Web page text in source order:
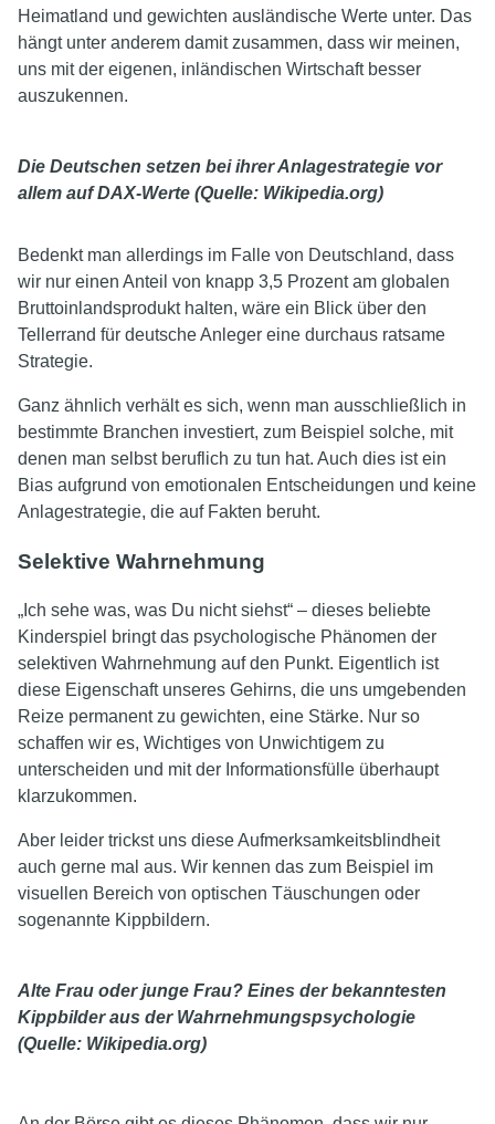
Heimatland und gewichten ausländische Werte unter. Das
hängt unter anderem damit zusammen, dass wir meinen,
uns mit der eigenen, inländischen Wirtschaft besser
auszukennen.
Die Deutschen setzen bei ihrer Anlagestrategie vor
allem auf DAX-Werte (Quelle: Wikipedia.org)
Bedenkt man allerdings im Falle von Deutschland, dass
wir nur einen Anteil von knapp 3,5 Prozent am globalen
Bruttoinlandsprodukt halten, wäre ein Blick über den
Tellerrand für deutsche Anleger eine durchaus ratsame
Strategie.
Ganz ähnlich verhält es sich, wenn man ausschließlich in
bestimmte Branchen investiert, zum Beispiel solche, mit
denen man selbst beruflich zu tun hat. Auch dies ist ein
Bias aufgrund von emotionalen Entscheidungen und keine
Anlagestrategie, die auf Fakten beruht.
Selektive Wahrnehmung
„Ich sehe was, was Du nicht siehst“ – dieses beliebte
Kinderspiel bringt das psychologische Phänomen der
selektiven Wahrnehmung auf den Punkt. Eigentlich ist
diese Eigenschaft unseres Gehirns, die uns umgebenden
Reize permanent zu gewichten, eine Stärke. Nur so
schaffen wir es, Wichtiges von Unwichtigem zu
unterscheiden und mit der Informationsfülle überhaupt
klarzukommen.
Aber leider trickst uns diese Aufmerksamkeitsblindheit
auch gerne mal aus. Wir kennen das zum Beispiel im
visuellen Bereich von optischen Täuschungen oder
sogenannte Kippbildern.
Alte Frau oder junge Frau? Eines der bekanntesten
Kippbilder aus der Wahrnehmungspsychologie
(Quelle: Wikipedia.org)